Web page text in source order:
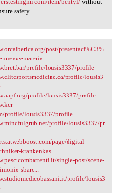
item/bentyl/without
safety.
post/presentaci%C3%
materia...
profile/lousis3337/profile
profile/lousis3
profile/lousis3337/profile
profile/lousis3337/profile
profile/lousis3337/pr
page/digital-
krankenkas...
single-post/scene-
sbarc...
profile/lousis3